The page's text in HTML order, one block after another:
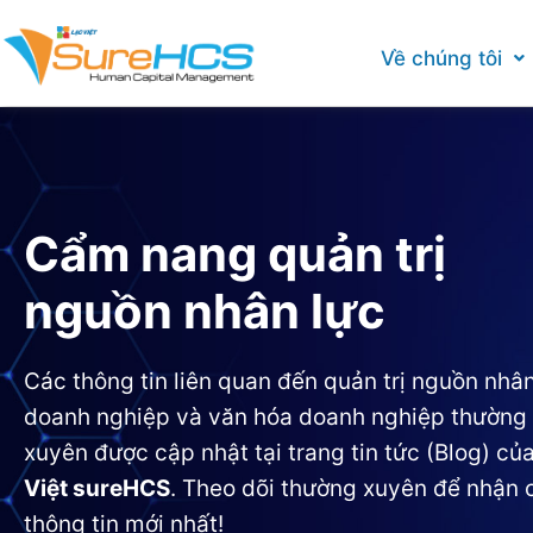
Về chúng tôi
Cẩm nang quản trị
nguồn nhân lực
Các thông tin liên quan đến quản trị nguồn
doanh nghiệp và văn hóa doanh nghiệp thường
xuyên được cập nhật tại trang tin tức (Blog)
Việt sureHCS. Theo dõi thường xuyên để nhận
thông tin mới nhất!